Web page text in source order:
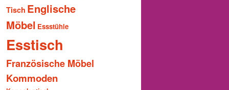
Tisch Englische
Möbel Essstühle
Esstisch
Französische Möbel
Kommoden